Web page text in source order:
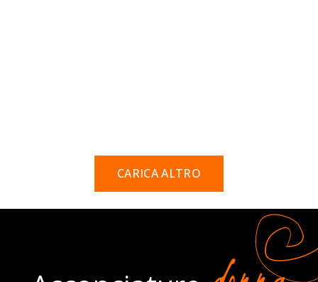
CARICA ALTRO